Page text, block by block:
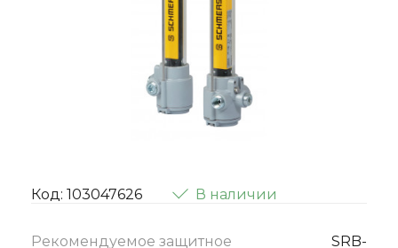
Код: 103047626 В наличии
Рекомендуемое защитное
SRB-